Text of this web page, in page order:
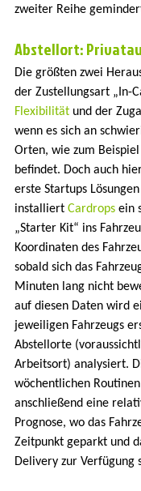
zweiter Reihe
Abstellort:
Die größten zwei
der Zustellungsart „In-
Flexibilität und der
wenn es sich an
Orten, wie zum
befindet. Doch auch
erste Startups
installiert Cardrops ein
„Starter Kit“ ins
Koordinaten des
sobald sich das
Minuten lang nicht
auf diesen Daten wird
jeweiligen Fahrzeugs
Abstellorte
Arbeitsort) analysiert.
wöchentlichen
anschließend eine
Prognose, wo das
Zeitpunkt geparkt und
Delivery zur Verfügung